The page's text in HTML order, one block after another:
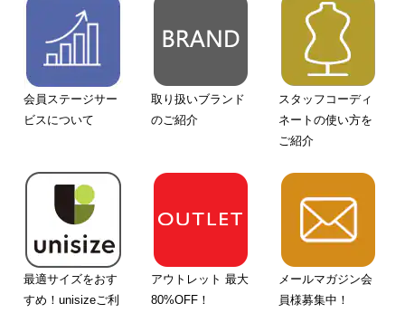
会員ステージサー
ビスについて
取り扱いブランド
のご紹介
スタッフコーディ
ネートの使い方を
ご紹介
最適サイズをおす
すめ！unisizeご利
アウトレット 最大
80%OFF！
メールマガジン会
員様募集中！